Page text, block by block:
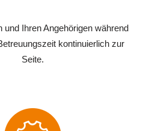
und Ihren Angehörigen während
kontinuierlich zur
Seite.